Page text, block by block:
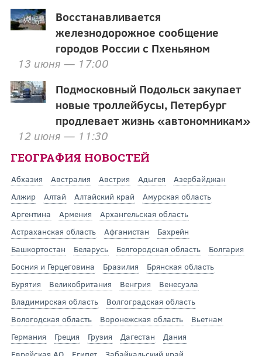
Восстанавливается
железнодорожное сообщение
городов России с Пхеньяном
13 июня — 17:00
Подмосковный Подольск закупает
новые троллейбусы, Петербург
продлевает жизнь «автономникам»
12 июня — 11:30
ГЕОГРАФИЯ НОВОСТЕЙ
Абхазия Австралия Австрия Адыгея
Азербайджан
Алжир
Алтай Алтайский край
Амурская область
Аргентина
Армения
Архангельская область
Астраханская область
Афганистан
Бахрейн
Башкортостан
Беларусь Белгородская область
Болгария
Босния и Герцеговина
Бразилия
Брянская область
Бурятия
Великобритания Венгрия
Венесуэла
Владимирская область
Волгоградская область
Вологодская область
Воронежская область
Вьетнам
Германия
Греция Грузия Дагестан
Дания